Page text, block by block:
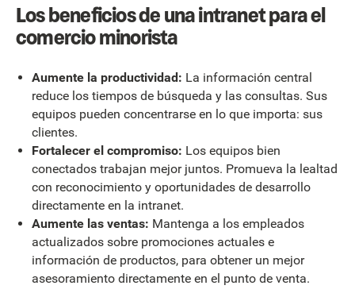
Los beneficios de una intranet para el
comercio minorista
Aumente la productividad: La información central
reduce los tiempos de búsqueda y las consultas. Sus
equipos pueden concentrarse en lo que importa: sus
clientes.
Fortalecer el compromiso: Los equipos bien
conectados trabajan mejor juntos. Promueva la lealtad
con reconocimiento y oportunidades de desarrollo
directamente en la intranet.
Aumente las ventas: Mantenga a los empleados
actualizados sobre promociones actuales e
información de productos, para obtener un mejor
asesoramiento directamente en el punto de venta.